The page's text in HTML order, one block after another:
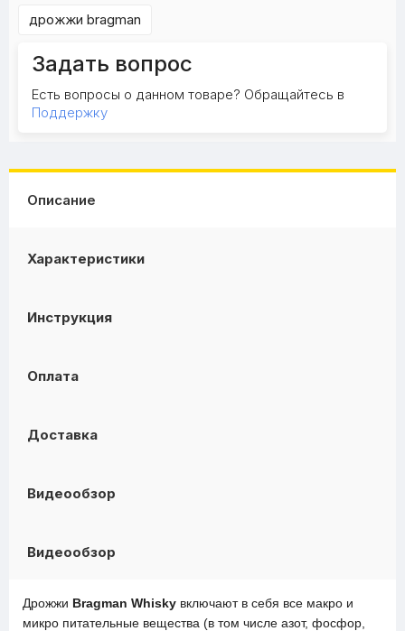
дрожжи bragman
Задать вопрос
Есть вопросы о данном товаре? Обращайтесь в
Поддержку
Описание
Характеристики
Инструкция
Оплата
Доставка
Видеообзор
Видеообзор
Дрожжи Bragman Whisky включают в себя все макро и
микро питательные вещества (в том числе азот, фосфор,